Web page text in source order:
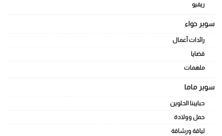
ريفيو
سوبر حواء
رائدات أعمال
قضايا
ملهمات
سوبر ماما
حبايبنا الحلوين
حمل وولادة
لياقة ورشاقة